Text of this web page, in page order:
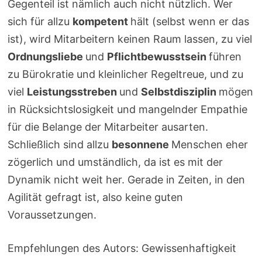
Gegenteil ist nämlich auch nicht nützlich. Wer
sich für allzu kompetent hält (selbst wenn er das
ist), wird Mitarbeitern keinen Raum lassen, zu viel
Ordnungsliebe und Pflichtbewusstseinführen
zu Bürokratie und kleinlicher Regeltreue, und zu
viel Leistungsstreben undSelbstdisziplin mögen
in Rücksichtslosigkeit und mangelnder Empathie
für die Belange der Mitarbeiter ausarten.
Schließlich sind allzu besonnene Menschen eher
zögerlich und umständlich, da ist es mit der
Dynamik nicht weit her. Gerade in Zeiten, in den
Agilität gefragt ist, also keine guten
Voraussetzungen.
Empfehlungen des Autors: Gewissenhaftigkeit